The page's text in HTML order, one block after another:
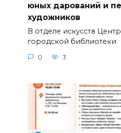
юных дарований и
художников
В отделе искусств
городской библиотеки
0 3